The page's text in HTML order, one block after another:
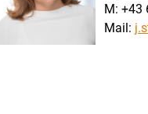
M: +43
Mail: